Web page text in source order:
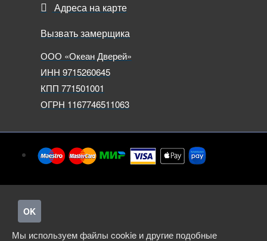
Адреса на карте
Вызвать замерщика
ООО «Океан Дверей»
ИНН 9715260645
КПП 771501001
ОГРН 1167746511063
OK
Мы используем файлы cookie и другие подобные